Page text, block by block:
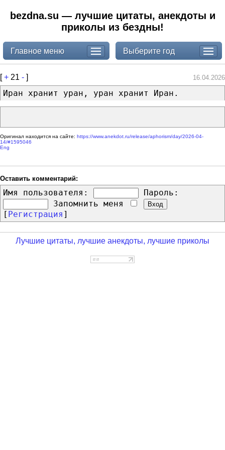
bezdna.su — лучшие цитаты, анекдоты и
приколы из бездны!
Главное меню Выберите год
[+ 21 - ] 16.04.2026
Иран хранит уран, уран хранит Иран.
Оригинал находится на сайте: https://www.anekdot.ru/release/aphorism/day/2026-04-
14/#1595046
Eng
Оставить комментарий:
Имя пользователя:
Пароль:
Запомнить меня
[ Регистрация ]
Лучшие цитаты, лучшие анекдоты, лучшие приколы